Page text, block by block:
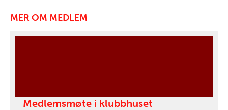
MER OM MEDLEM
Medlemsmøte i klubbhuset